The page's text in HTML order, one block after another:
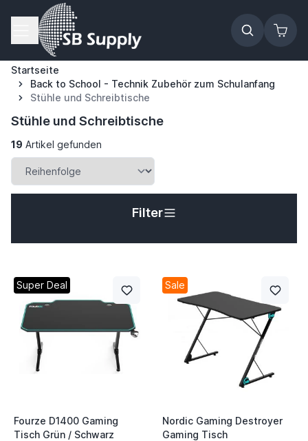
Zum Inhalt springen
Startseite
Back to School - Technik Zubehör zum Schulanfang
Stühle und Schreibtische
Stühle und Schreibtische
19 Artikel gefunden
Filter
Super Deal
Fourze D1400 Gaming
Tisch Grün / Schwarz
Sale
Nordic Gaming Destroyer
Gaming Tisch